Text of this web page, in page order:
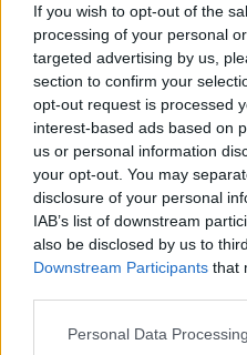
If you wish to opt-out of the
processing of your personal
targeted advertising by us,
section to confirm your
opt-out request is processed
interest-based ads based on
us or personal information
your opt-out. You may
disclosure of your personal
IAB’s list of downstream
also be disclosed by us to
Downstream Participants that
Personal Data
Τι λέει η νομική
πρίγκιπα Andrew
Το έγγραφο ήρθε τώρα
καθώς πιστεύεται ότι
υπόθεση του
νομική ομάδα
γνώση της ύπαρξης